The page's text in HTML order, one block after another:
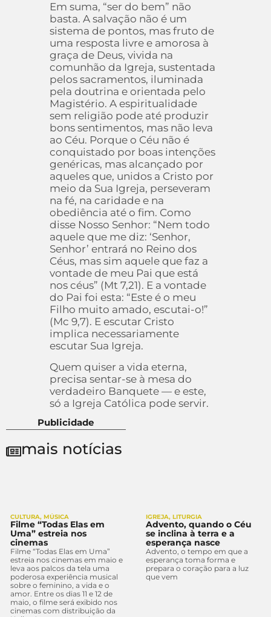
Em suma, “ser do bem” não
basta. A salvação não é um
sistema de pontos, mas fruto de
uma resposta livre e amorosa à
graça de Deus, vivida na
comunhão da Igreja, sustentada
pelos sacramentos, iluminada
pela doutrina e orientada pelo
Magistério. A espiritualidade
sem religião pode até produzir
bons sentimentos, mas não leva
ao Céu. Porque o Céu não é
conquistado por boas intenções
genéricas, mas alcançado por
aqueles que, unidos a Cristo por
meio da Sua Igreja, perseveram
na fé, na caridade e na
obediência até o fim. Como
disse Nosso Senhor: “Nem todo
aquele que me diz: ‘Senhor,
Senhor’ entrará no Reino dos
Céus, mas sim aquele que faz a
vontade de meu Pai que está
nos céus” (Mt 7,21). E a vontade
do Pai foi esta: “Este é o meu
Filho muito amado, escutai-o!”
(Mc 9,7). E escutar Cristo
implica necessariamente
escutar Sua Igreja.
Quem quiser a vida eterna,
precisa sentar-se à mesa do
verdadeiro Banquete — e este,
só a Igreja Católica pode servir.
Publicidade
mais notícias
CULTURA, MÚSICA
Filme “Todas Elas em
Uma” estreia nos
cinemas
Filme “Todas Elas em Uma”
estreia nos cinemas em maio e
leva aos palcos da tela uma
poderosa experiência musical
sobre o feminino, a vida e o
amor. Entre os dias 11 e 12 de
maio, o filme será exibido nos
cinemas com distribuição da
IGREJA, LITURGIA
Advento, quando o Céu
se inclina à terra e a
esperança nasce
Advento, o tempo em que a
esperança toma forma e
prepara o coração para a luz
que vem